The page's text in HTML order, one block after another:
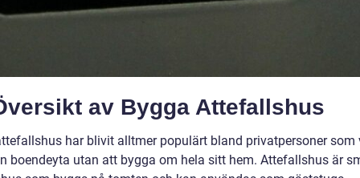
av Bygga Attefallshus
har blivit alltmer populärt bland privatpersoner som
boendeyta utan att bygga om hela sitt hem. Attefallshus är